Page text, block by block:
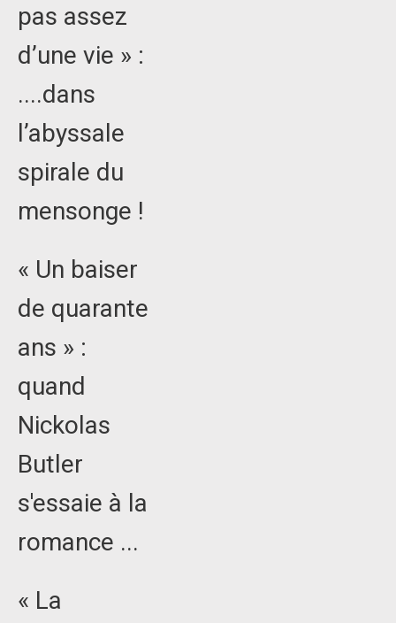
pas assez
d’une vie » :
....dans
l’abyssale
spirale du
mensonge !
« Un baiser
de quarante
ans » :
quand
Nickolas
Butler
s'essaie à la
romance ...
« La